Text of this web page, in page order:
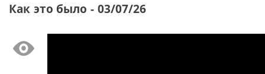
Как это было - 03/07/26